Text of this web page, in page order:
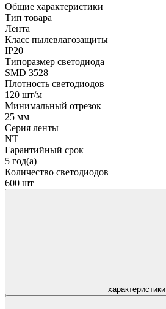
Общие характеристики
Тип товара
Лента
Класс пылевлагозащиты
IP20
Типоразмер светодиода
SMD 3528
Плотность светодиодов
120 шт/м
Минимальный отрезок
25 мм
Серия ленты
NT
Гарантийный срок
5 год(а)
Количество светодиодов
600 шт
характеристики